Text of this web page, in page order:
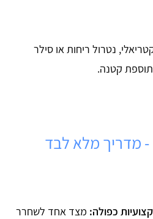
נטרול ריחות או סילר
קטנה.
- מדריך מלא לבד
כפולה: מצד אחד לשחרר